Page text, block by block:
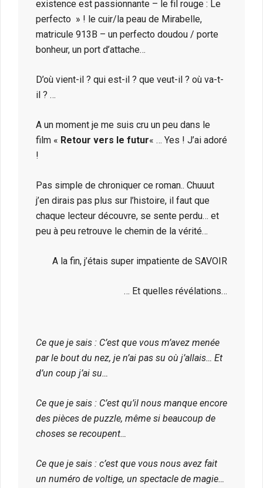
existence est passionnante – le fil rouge : Le
perfecto » ! le cuir/la peau de Mirabelle,
matricule 913B – un perfecto doudou / porte
bonheur, un port d’attache…
D’où vient-il ? qui est-il ? que veut-il ? où va-t-
il ? …
A un moment je me suis cru un peu dans le
film « Retour vers le futur« … Yes ! J’ai adoré
!
Pas simple de chroniquer ce roman.. Chuuut
j’en dirais pas plus sur l’histoire, il faut que
chaque lecteur découvre, se sente perdu… et
peu à peu retrouve le chemin de la vérité…
A la fin, j’étais super impatiente de SAVOIR
… Et quelles révélations…
Ce que je sais : C’est que vous m’avez menée
par le bout du nez, je n’ai pas su où j’allais… Et
d’un coup j’ai su…
Ce que je sais : C’est qu’il nous manque encore
des pièces de puzzle, même si beaucoup de
choses se recoupent…
Ce que je sais : c’est que vous nous avez fait
un numéro de voltige, un spectacle de magie…